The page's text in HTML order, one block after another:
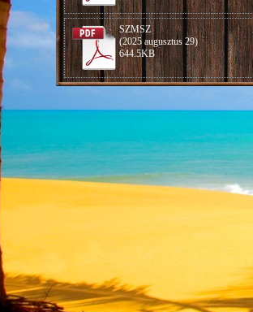
SZMSZ
(2025 augusztus 29)
644.5KB